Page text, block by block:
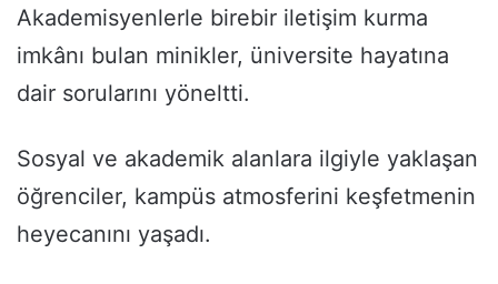
Akademisyenlerle birebir iletişim kurma
imkânı bulan minikler, üniversite hayatına
dair sorularını yöneltti.
Sosyal ve akademik alanlara ilgiyle yaklaşan
öğrenciler, kampüs atmosferini keşfetmenin
heyecanını yaşadı.